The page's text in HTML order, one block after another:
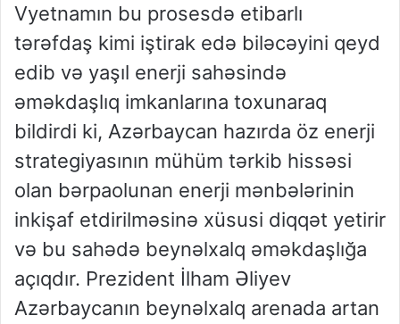
Vyetnamın bu prosesdə etibarlı
tərəfdaş kimi iştirak edə biləcəyini qeyd
edib və yaşıl enerji sahəsində
əməkdaşlıq imkanlarına toxunaraq
bildirdi ki, Azərbaycan hazırda öz enerji
strategiyasının mühüm tərkib hissəsi
olan bərpaolunan enerji mənbələrinin
inkişaf etdirilməsinə xüsusi diqqət yetirir
və bu sahədə beynəlxalq əməkdaşlığa
açıqdır. Prezident İlham Əliyev
Azərbaycanın beynəlxalq arenada artan